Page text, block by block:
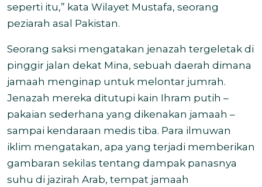
seperti itu,” kata Wilayet Mustafa, seorang
peziarah asal Pakistan.
Seorang saksi mengatakan jenazah tergeletak di
pinggir jalan dekat Mina, sebuah daerah dimana
jamaah menginap untuk melontar jumrah.
Jenazah mereka ditutupi kain Ihram putih –
pakaian sederhana yang dikenakan jamaah –
sampai kendaraan medis tiba. Para ilmuwan
iklim mengatakan, apa yang terjadi memberikan
gambaran sekilas tentang dampak panasnya
suhu di jazirah Arab, tempat jamaah